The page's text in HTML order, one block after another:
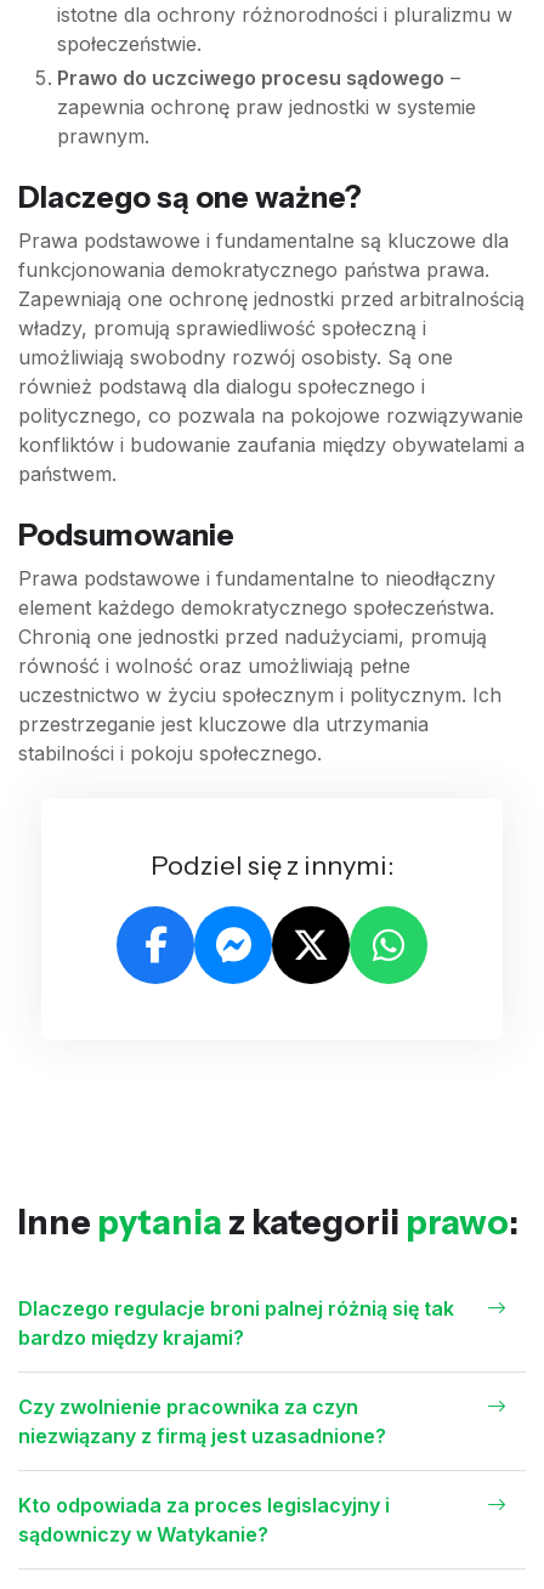
istotne dla ochrony różnorodności i pluralizmu w
społeczeństwie.
Prawo do uczciwego procesu sądowego –
zapewnia ochronę praw jednostki w systemie
prawnym.
Dlaczego są one ważne?
Prawa podstawowe i fundamentalne są kluczowe dla
funkcjonowania demokratycznego państwa prawa.
Zapewniają one ochronę jednostki przed arbitralnością
władzy, promują sprawiedliwość społeczną i
umożliwiają swobodny rozwój osobisty. Są one
również podstawą dla dialogu społecznego i
politycznego, co pozwala na pokojowe rozwiązywanie
konfliktów i budowanie zaufania między obywatelami a
państwem.
Podsumowanie
Prawa podstawowe i fundamentalne to nieodłączny
element każdego demokratycznego społeczeństwa.
Chronią one jednostki przed nadużyciami, promują
równość i wolność oraz umożliwiają pełne
uczestnictwo w życiu społecznym i politycznym. Ich
przestrzeganie jest kluczowe dla utrzymania
stabilności i pokoju społecznego.
Podziel się z innymi:
Inne pytania z kategorii prawo:
Dlaczego regulacje broni palnej różnią się tak
bardzo między krajami?
Czy zwolnienie pracownika za czyn
niezwiązany z firmą jest uzasadnione?
Kto odpowiada za proces legislacyjny i
sądowniczy w Watykanie?